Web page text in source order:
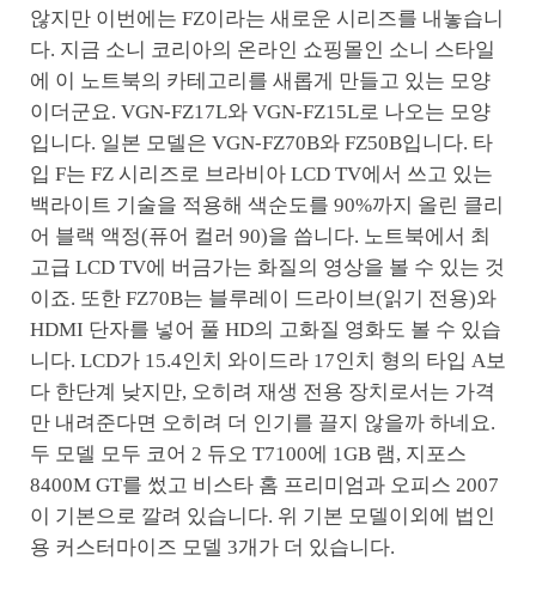
않지만 이번에는 FZ이라는 새로운 시리즈를 내놓습니
다. 지금 소니 코리아의 온라인 쇼핑몰인 소니 스타일
에 이 노트북의 카테고리를 새롭게 만들고 있는 모양
이더군요. VGN-FZ17L와 VGN-FZ15L로 나오는 모양
입니다. 일본 모델은 VGN-FZ70B와 FZ50B입니다. 타
입 F는 FZ 시리즈로 브라비아 LCD TV에서 쓰고 있는
백라이트 기술을 적용해 색순도를 90%까지 올린 클리
어 블랙 액정(퓨어 컬러 90)을 씁니다. 노트북에서 최
고급 LCD TV에 버금가는 화질의 영상을 볼 수 있는 것
이죠. 또한 FZ70B는 블루레이 드라이브(읽기 전용)와
HDMI 단자를 넣어 풀 HD의 고화질 영화도 볼 수 있습
니다. LCD가 15.4인치 와이드라 17인치 형의 타입 A보
다 한단계 낮지만, 오히려 재생 전용 장치로서는 가격
만 내려준다면 오히려 더 인기를 끌지 않을까 하네요.
두 모델 모두 코어 2 듀오 T7100에 1GB 램, 지포스
8400M GT를 썼고 비스타 홈 프리미엄과 오피스 2007
이 기본으로 깔려 있습니다. 위 기본 모델이외에 법인
용 커스터마이즈 모델 3개가 더 있습니다.